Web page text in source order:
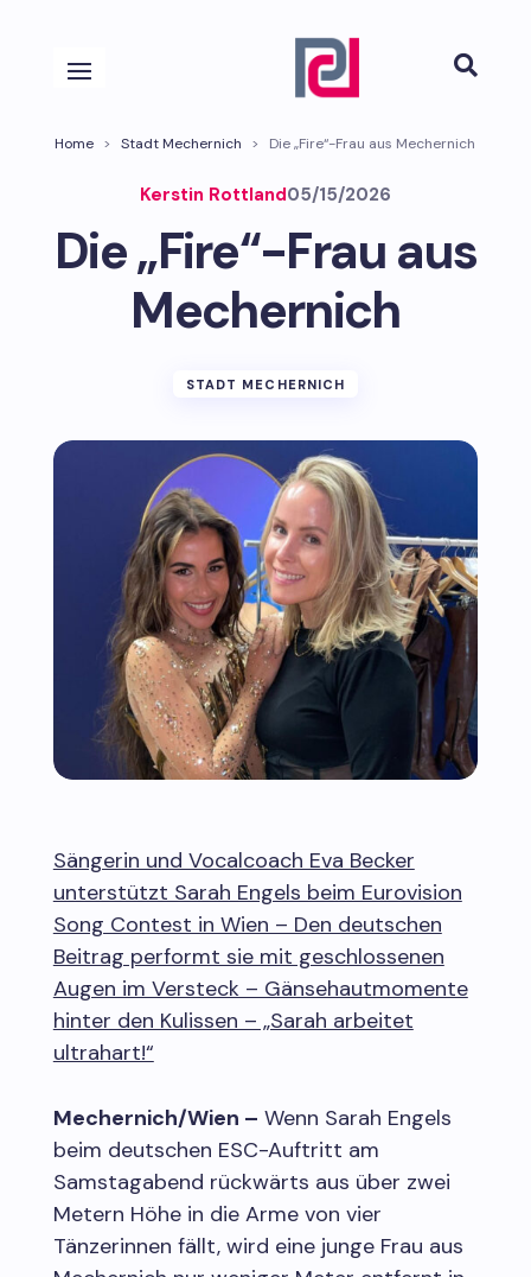

Home > Stadt Mechernich > Die „Fire“-Frau aus Mechernich
Kerstin Rottland05/15/2026
Die „Fire“-Frau aus
Mechernich
STADT MECHERNICH
Sängerin und Vocalcoach Eva Becker
unterstützt Sarah Engels beim Eurovision
Song Contest in Wien – Den deutschen
Beitrag performt sie mit geschlossenen
Augen im Versteck – Gänsehautmomente
hinter den Kulissen – „Sarah arbeitet
ultrahart!“
Mechernich/Wien – Wenn Sarah Engels
beim deutschen ESC-Auftritt am
Samstagabend rückwärts aus über zwei
Metern Höhe in die Arme von vier
Tänzerinnen fällt, wird eine junge Frau aus